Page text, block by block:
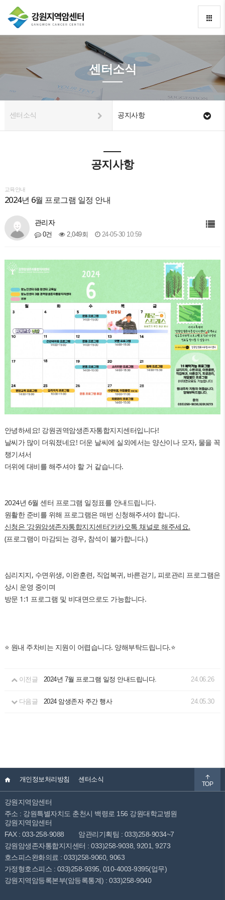
센터소식
센터소식 공지사항
공지사항
교육안내
2024년 6월 프로그램 일정 안내
관리자
0건 2,049회 24-05-30 10:59
안녕하세요! 강원권역암생존자통합지지센터입니다!
날씨가 많이 더워졌네요! 더운 날씨에 실외에서는 양산이나 모자, 물을 꼭
챙기셔서
더위에 대비를 해주셔야 할 거 같습니다.
2024년 6월 센터 프로그램 일정표를 안내드립니다.
원활한 준비를 위해 프로그램은 매번 신청해주셔야 합니다.
신청은 '강원암생존자통합지지센터'카카오톡 채널로 해주세요.
(프로그램이 마감되는 경우, 참석이 불가합니다.)
심리지지, 수면위생, 이완훈련, 직업복귀, 바른걷기, 피로관리 프로그램은
상시 운영 중이며
방문 1:1 프로그램 및 비대면으로도 가능합니다.
⭐ 원내 주차비는 지원이 어렵습니다. 양해부탁드립니다.⭐
이전글 2024년 7월 프로그램 일정 안내드립니다. 24.06.26
다음글 2024 암생존자 주간 행사 24.05.30
개인정보처리방침 센터소식
TOP
강원지역암센터
주소 : 강원특별자치도 춘천시 백령로 156 강원대학교병원
강원지역암센터
FAX : 033-258-9088
암관리기획팀 : 033)258-9034~7
강원암생존자통합지지센터 : 033)258-9038, 9201, 9273
호스피스완화의료 : 033)258-9060, 9063
가정형호스피스 : 033)258-9395, 010-4003-9395(업무)
강원지역암등록본부(암등록통계) : 033)258-9040